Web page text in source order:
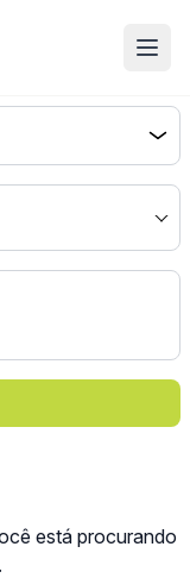
está procurando